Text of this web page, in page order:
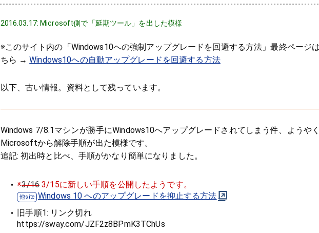
2016.03.17: Microsoft側で「延期ツール」を出した模様
※このサイト内の「Windows10への強制アップグレードを回避する方法」最終ページ
ちら →Windows10への自動アップグレードを回避する方法
以下、古い情報。資料として残っています。
Windows 7/8.1マシンが勝手にWindows10へアップグレードされてしまう件、ようや
Microsoftから解除手順が出た模様です。
追記: 初出時と比べ、手順がかなり簡単になりました。
※3/163/15に新しい手順を公開したようです。
Windows 10 へのアップグレードを抑止する方法
旧手順1: リンク切れ
https://sway.com/JZF2z8BPmK3TChUs